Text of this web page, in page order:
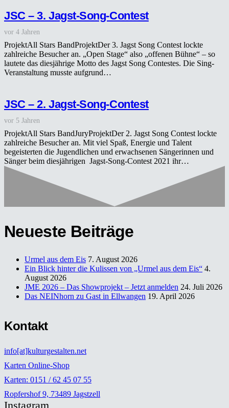
JSC – 3. Jagst-Song-Contest
vor 4 Jahren
ProjektAll Stars BandProjektDer 3. Jagst Song Contest lockte
zahlreiche Besucher an. „Open Stage“ also „offenen Bühne“ – so
lautete das diesjährige Motto des Jagst Song Contestes. Die Sing-
Veranstaltung musste aufgrund…
JSC – 2. Jagst-Song-Contest
vor 5 Jahren
ProjektAll Stars BandJuryProjektDer 2. Jagst Song Contest lockte
zahlreiche Besucher an. Mit viel Spaß, Energie und Talent
begeisterten die Jugendlichen und erwachsenen Sängerinnen und
Sänger beim diesjährigen Jagst-Song-Contest 2021 ihr…
Neueste Beiträge
Urmel aus dem Eis 7. August 2026
Ein Blick hinter die Kulissen von „Urmel aus dem Eis“ 4.
August 2026
JME 2026 – Das Showprojekt – Jetzt anmelden 24. Juli 2026
Das NEINhorn zu Gast in Ellwangen 19. April 2026
Kontakt
info[at]kulturgestalten.net
Karten Online-Shop
Karten: 0151 / 62 45 07 55
Ropfershof 9, 73489 Jagstzell
Instagram